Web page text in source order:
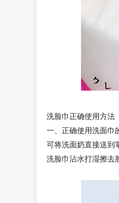
洗脸巾正确使用方法
一、正确使用洗面巾
可将洗面奶直接送到
洗脸巾沾水打湿擦去